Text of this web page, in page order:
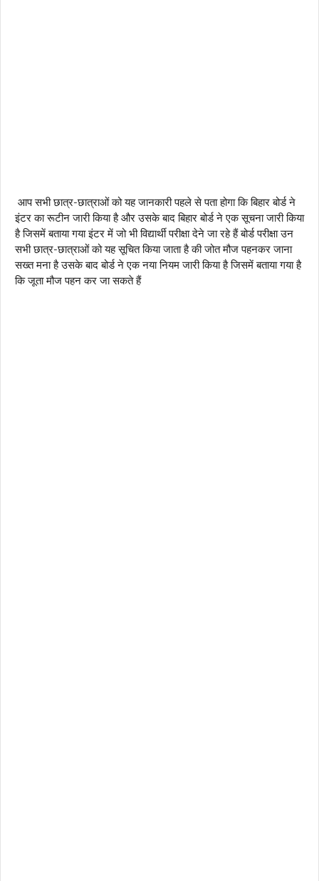
आप सभी छात्र-छात्राओं को यह जानकारी पहले से पता होगा कि बिहार बोर्ड ने
इंटर का रूटीन जारी किया है और उसके बाद बिहार बोर्ड ने एक सूचना जारी किया
है जिसमें बताया गया इंटर में जो भी विद्यार्थी परीक्षा देने जा रहे हैं बोर्ड परीक्षा उन
सभी छात्र-छात्राओं को यह सूचित किया जाता है की जोत मौज पहनकर जाना
सख्त मना है उसके बाद बोर्ड ने एक नया नियम जारी किया है जिसमें बताया गया है
कि जूता मौज पहन कर जा सकते हैं